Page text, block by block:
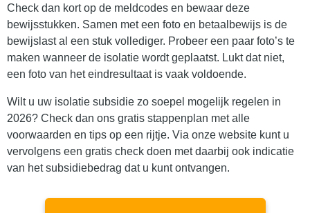
Check dan kort op de meldcodes en bewaar deze
bewijsstukken. Samen met een foto en betaalbewijs is de
bewijslast al een stuk vollediger. Probeer een paar foto’s te
maken wanneer de isolatie wordt geplaatst. Lukt dat niet,
een foto van het eindresultaat is vaak voldoende.
Wilt u uw isolatie subsidie zo soepel mogelijk regelen in
2026? Check dan ons gratis stappenplan met alle
voorwaarden en tips op een rijtje. Via onze website kunt u
vervolgens een gratis check doen met daarbij ook indicatie
van het subsidiebedrag dat u kunt ontvangen.